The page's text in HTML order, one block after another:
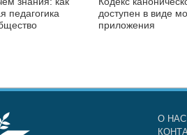
педагогика
доступен в виде
приложения
О НАС